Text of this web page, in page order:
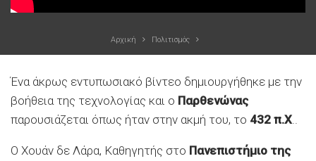
Αρχική Πολιτισμός
Ένα άκρως εντυπωσιακό βίντεο δημιουργήθηκε με την
βοήθεια της τεχνολογίας και ο Παρθενώνας
παρουσιάζεται όπως ήταν στην ακμή του, το 432 π.Χ..
Ο Χουάν δε Λάρα, Καθηγητής στο Πανεπιστήμιο της